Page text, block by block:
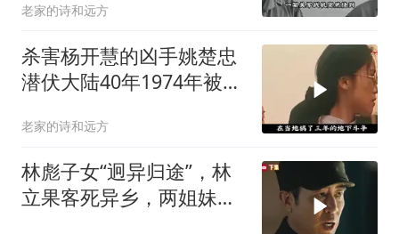
老家的诗和远方
杀害杨开慧的凶手姚楚忠
潜伏大陆40年1974年被枪
老家的诗和远方
林彪子女“迥异归途”，林
立果客死异乡，两姐妹境